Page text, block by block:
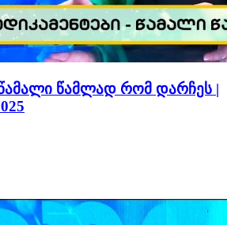
წამალი წამლად რომ დარჩეს |